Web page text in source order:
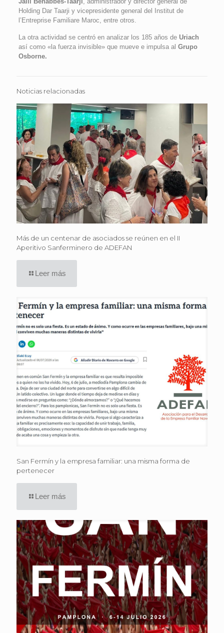
Holding Dar Taarji y vicepresidente general del Institut de
l’Entreprise Familiare Maroc, entre otros.
La otra actividad se centró en analizar los 185 años de Uriach
así como «la fuerza invisible» que mueve e impulsa al Grupo
Osborne.
Noticias relacionadas
Más de un centenar de asociados se reúnen en el II
Aperitivo Sanferminero de ADEFAN
Leer más
San Fermín y la empresa familiar: una misma forma de
pertenecer
Leer más